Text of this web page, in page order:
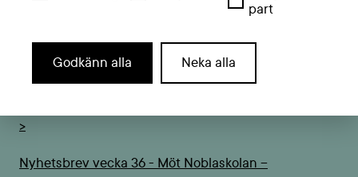
Välkomstmail - bekräftelse på anmälan Den stora
läsutmaningen 2025 >
>
Nyhetsbrev vecka 36 - Möt Noblaskolan –
part
Godkänn alla Neka alla